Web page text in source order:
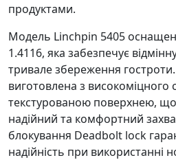
продуктами.
Модель Linchpin 5405
1.4116, яка забезпечує
тривале збереження
виготовлена з високоміцного
текстурованою поверхнею,
надійний та комфортний
блокування Deadbolt lock
надійність при використанні